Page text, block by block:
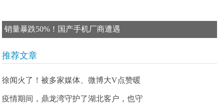
销量暴跌50%！国产手机厂商遭遇
推荐文章
徐闻火了！被多家媒体、微博大V点赞暖
疫情期间，鼎龙湾守护了湖北客户，也守